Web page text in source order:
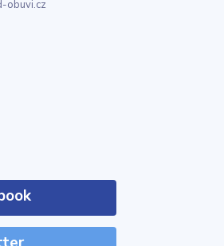
obuvi.cz